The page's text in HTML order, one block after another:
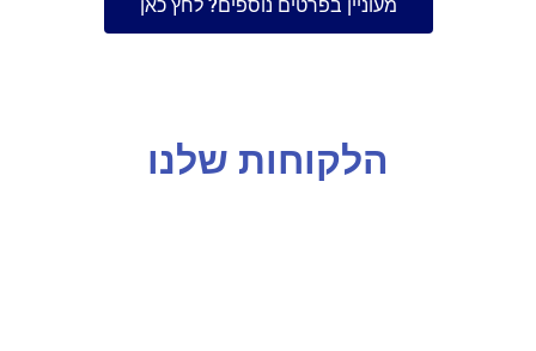
מעוניין בפרטים נוספים? לחץ כאן
הלקוחות שלנו